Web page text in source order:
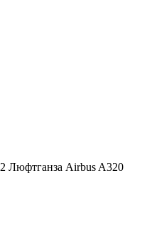
Люфтганза Airbus A320